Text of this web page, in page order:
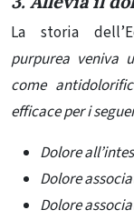
La storia
purpurea veniva
come
efficace per i
Dolore
Dolore
Dolore